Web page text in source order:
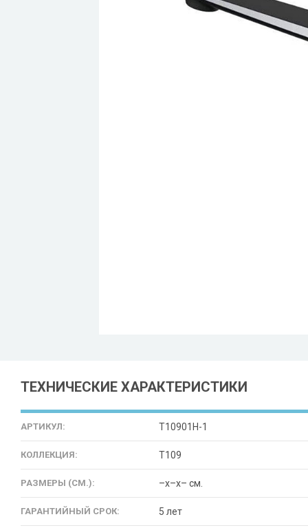
ТЕХНИЧЕСКИЕ ХАРАКТЕРИСТИКИ
АРТИКУЛ: T10901H-1
КОЛЛЕКЦИЯ: T109
РАЗМЕРЫ (СМ.): –x–x– см.
ГАРАНТИЙНЫЙ СРОК: 5 лет